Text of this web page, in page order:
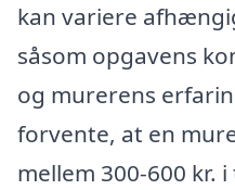
kan variere
såsom opgavens
og murerens
forvente, at en
mellem 300-600 kr.